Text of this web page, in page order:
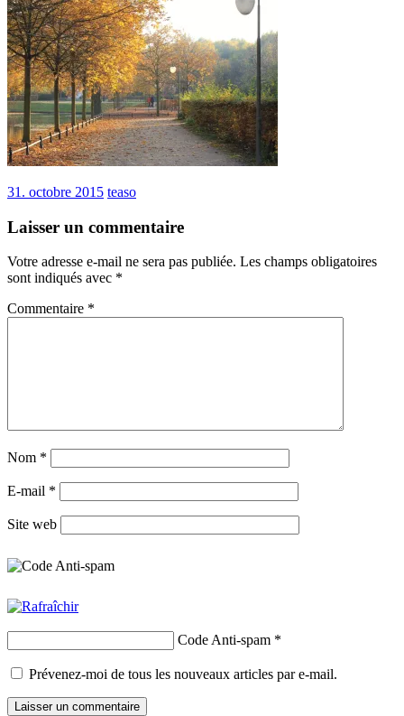
31. octobre 2015 teaso
Laisser un commentaire
Votre adresse e-mail ne sera pas publiée. Les champs obligatoires
sont indiqués avec *
Commentaire *
Nom *
E-mail *
Site web
Code Anti-spam *
Prévenez-moi de tous les nouveaux articles par e-mail.